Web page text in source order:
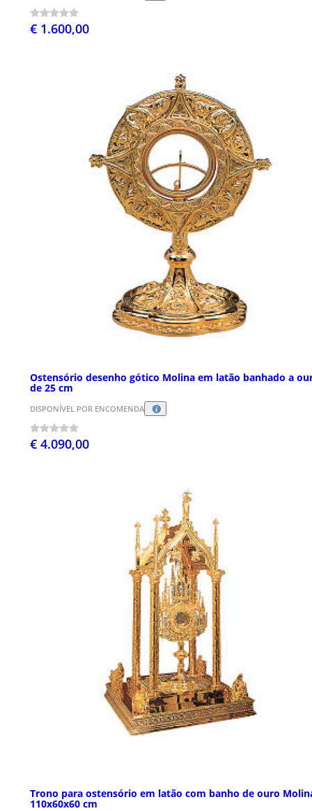
€ 1.600,00
Ostensório desenho gótico Molina em latão banhado a
de 25 cm
DISPONÍVEL POR ENCOMENDA
€ 4.090,00
Trono para ostensório em latão com banho de ouro
110x60x60 cm